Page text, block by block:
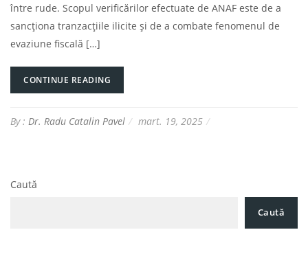
între rude. Scopul verificărilor efectuate de ANAF este de a
sancționa tranzacțiile ilicite și de a combate fenomenul de
evaziune fiscală […]
CONTINUE READING
By : Dr. Radu Catalin Pavel mart. 19, 2025
Caută
Caută